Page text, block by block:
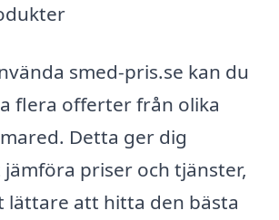
smed-pris.se kan du
flera offerter från olika
Detta ger dig
priser och tjänster,
lättare att hitta den bästa